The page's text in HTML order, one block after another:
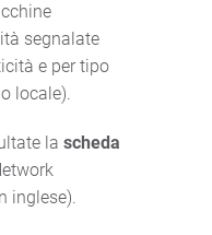
segnalate
e per tipo
locale).
la scheda
inglese).